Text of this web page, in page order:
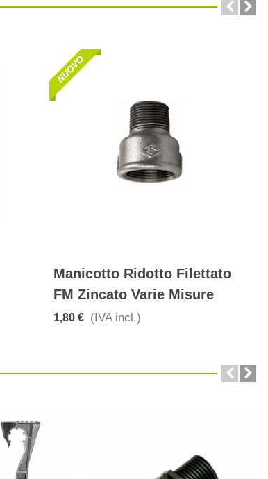
Manicotto Ridotto Filettato
FM Zincato Varie Misure
1,80 € (IVA incl.)